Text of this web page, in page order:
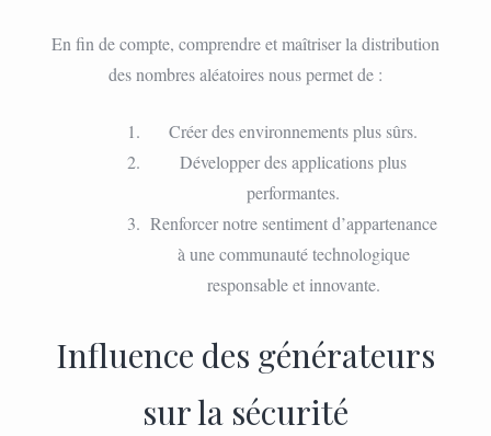
En fin de compte, comprendre et maîtriser la distribution
des nombres aléatoires nous permet de :
Créer des environnements plus sûrs.
Développer des applications plus
performantes.
Renforcer notre sentiment d’appartenance
à une communauté technologique
responsable et innovante.
Influence des générateurs
sur la sécurité